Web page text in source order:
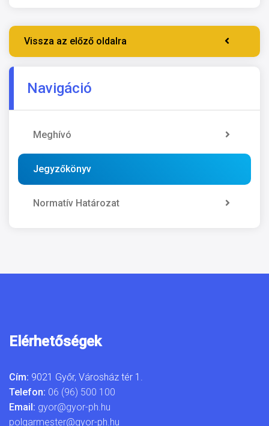
Vissza az előző oldalra
Navigáció
Meghívó
Jegyzőkönyv
Normatív Határozat
Elérhetőségek
Cím: 9021 Győr, Városház tér 1.
Telefon: 06 (96) 500 100
Email: gyor@gyor-ph.hu
polgarmester@gyor-ph.hu